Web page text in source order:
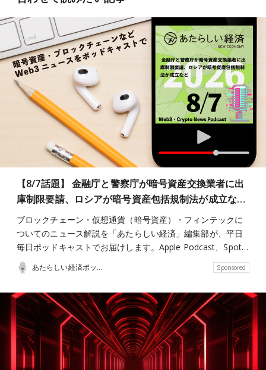
【8/7話題】 金融庁と警察庁が暗号資産交換業者に出
庫制限要請、ロシアが暗号資産包括規制法が成立な…
ブロックチェーン・仮想通貨（暗号資産）・フィンテックに
ついてのニュース解説を「あたらしい経済」編集部が、平日
毎日ポッドキャストでお届けします。Apple Podcast、Spot…
あたらしい経済ポッドキャスト Sponsored